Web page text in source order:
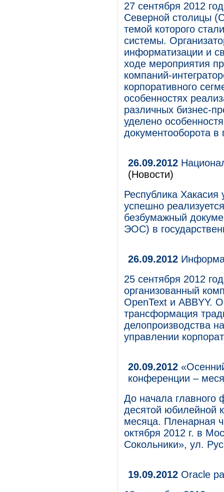
27 сентября 2012
Северной столицы
темой которого
системы.
информатизации и
ходе мероприятия
компаний-
корпоративного
особенностях
различных бизнес-
уделено
документооборота в
26.09.2012
(Новости)
Республика Хакасия
успешно
безбумажный
ЭОС) в
26.09.2012
25 сентября 2012
организованный
OpenText и ABBYY.
трансформация
делопроизводства
управлении
20.09.2012
конференции –
До начала главного
десятой юбилейной
месяца. Пленарная
октября 2012 г. в
Сокольники», ул.
19.09.2012 Oracle